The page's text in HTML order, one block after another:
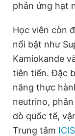
phản ứng hạt
Học viên còn
nổi bật như
Kamiokande
tiên tiến. Đặc
năng thực
neutrino,
dò quốc tế,
Trung tâm